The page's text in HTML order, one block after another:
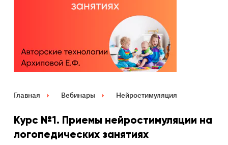
Главная Вебинары Нейростимуляция
Курс №1. Приемы нейростимуляции на
логопедических занятиях